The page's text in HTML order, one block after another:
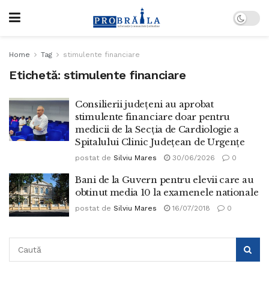
Home Tag stimulente financiare
Etichetă: stimulente financiare
Consilierii județeni au aprobat
stimulente financiare doar pentru
medicii de la Secția de Cardiologie a
Spitalului Clinic Județean de Urgențe
postat de Silviu Mares 30/06/2026 0
Bani de la Guvern pentru elevii care au
obtinut media 10 la examenele nationale
postat de Silviu Mares 16/07/2018 0